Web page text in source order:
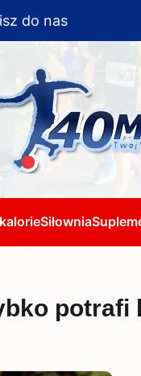
do nas
Siłownia
potrafi